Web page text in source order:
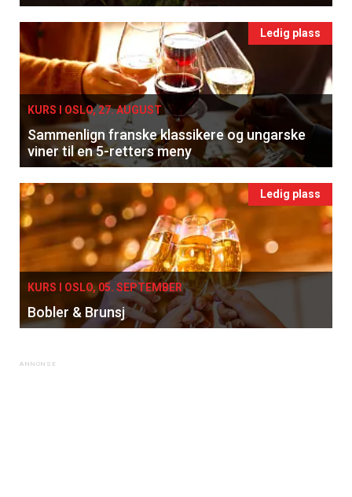
Ledig plass
KURS I OSLO, 27. AUGUST
Sammenlign franske klassikere og ungarske
viner til en 5-retters meny
Ledig plass
KURS I OSLO, 05. SEPTEMBER
Bobler & Brunsj